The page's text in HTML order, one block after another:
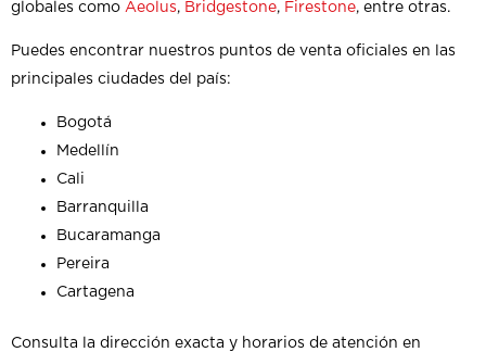
globales como Aeolus, Bridgestone, Firestone, entre otras.
Puedes encontrar nuestros puntos de venta oficiales en las
principales ciudades del país:
Bogotá
Medellín
Cali
Barranquilla
Bucaramanga
Pereira
Cartagena
Consulta la dirección exacta y horarios de atención en